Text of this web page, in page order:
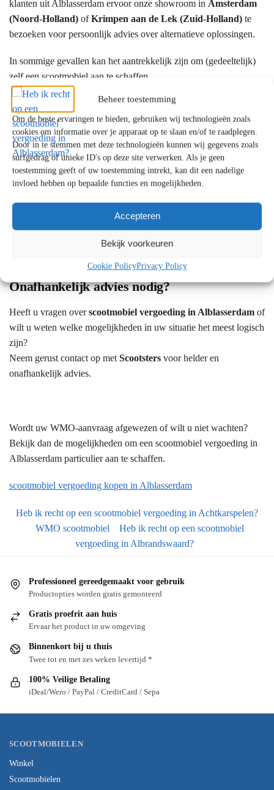
Beheer toestemming
Om de beste ervaringen te bieden, gebruiken wij technologieën zoals
cookies om informatie over je apparaat op te slaan en/of te raadplegen.
Door in te stemmen met deze technologieën kunnen wij gegevens zoals
surfgedrag of unieke ID's op deze site verwerken. Als je geen
toestemming geeft of uw toestemming intrekt, kan dit een nadelige
invloed hebben op bepaalde functies en mogelijkheden.
Accepteren
Bekijk voorkeuren
Cookie PolicyPrivacy Policy
klanten uit Alblasserdam ervoor onze showroom in Amsterdam
(Noord-Holland) ofKrimpen aan de Lek (Zuid-Holland) te
bezoeken voor persoonlijk advies over alternatieve oplossingen.
In sommige gevallen kan het aantrekkelijk zijn om (gedeeltelijk)
zelf een scootmobiel aan te schaffen.
Hoe vraagt u ondersteuning aan?
De aanvraag verloopt meestal via:
Het Wmo-loket van uw gemeente
Een gesprek met een Wmo-consulent
Bij langdurige zorg kan ook hetCentrum Indicatiestelling Zorg
betrokken zijn. Officiële informatie vindt u bij de
Onafhankelijk advies nodig?
Heeft u vragen overscootmobiel vergoeding in Alblasserdam of
wilt u weten welke mogelijkheden in uw situatie het meest logisch
zijn?
Neem gerust contact op met Scootsters voor helder en
onafhankelijk advies.
Wordt uw WMO-aanvraag afgewezen of wilt u niet wachten?
Bekijk dan de mogelijkheden om een scootmobiel vergoeding in
Alblasserdam particulier aan te schaffen.
scootmobiel vergoeding kopen in Alblasserdam
Heb ik recht op een scootmobiel vergoeding in Achtkarspelen?
WMO scootmobiel
Heb ik recht op een scootmobiel
vergoeding in Albrandswaard?
Professioneel gereedgemaakt voor gebruik
Productopties worden gratis gemonteerd
Gratis proefrit aan huis
Ervaar het product in uw omgeving
Binnenkort bij u thuis
Twee tot en met zes weken levertijd *
100% Veilige Betaling
iDeal/Wero / PayPal / CreditCard / Sepa
SCOOTMOBIELEN
Winkel
Scootmobielen